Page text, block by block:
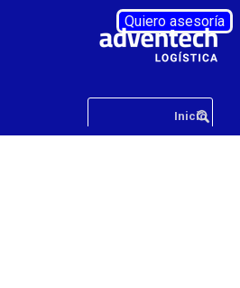
Inicio
Quiero asesoría